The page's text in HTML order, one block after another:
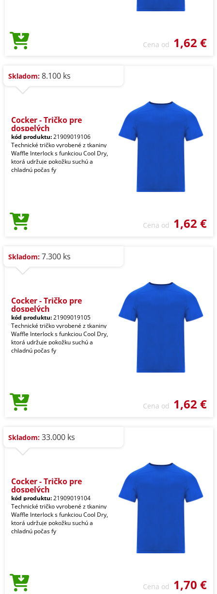
Cena od 1,62 €
Skladom: 8.100 ks
Cocker - Tričko pre
dospelých
kód produktu:21909019106
Technické tričko vyrobené z tkaniny
Waffle Interlock s funkciou Cool Dry,
ktorá udržuje pokožku suchú a
chladnú počas fy
Cena od 1,62 €
Skladom: 7.300 ks
Cocker - Tričko pre
dospelých
kód produktu:21909019105
Technické tričko vyrobené z tkaniny
Waffle Interlock s funkciou Cool Dry,
ktorá udržuje pokožku suchú a
chladnú počas fy
Cena od 1,62 €
Skladom: 33.000 ks
Cocker - Tričko pre
dospelých
kód produktu:21909019104
Technické tričko vyrobené z tkaniny
Waffle Interlock s funkciou Cool Dry,
ktorá udržuje pokožku suchú a
chladnú počas fy
Cena od 1,70 €